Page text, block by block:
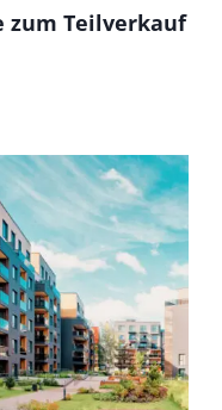
zum Teilverkauf